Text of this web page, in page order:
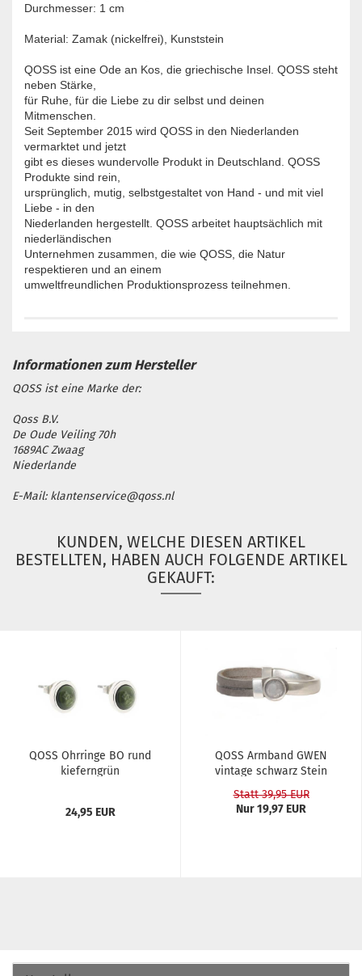
​Durchmesser: 1 cm
Material: Zamak (nickelfrei), Kunststein
QOSS ist eine Ode an Kos, die griechische Insel. QOSS steht
neben Stärke,
für Ruhe, für die Liebe zu dir selbst und deinen
Mitmenschen.
Seit September 2015 wird QOSS in den Niederlanden
vermarktet und jetzt
gibt es dieses wundervolle Produkt in Deutschland. QOSS
Produkte sind rein,
ursprünglich, mutig, selbstgestaltet von Hand - und mit viel
Liebe - in den
Niederlanden hergestellt. QOSS arbeitet hauptsächlich mit
niederländischen
Unternehmen zusammen, die wie QOSS, die Natur
respektieren und an einem
umweltfreundlichen Produktionsprozess teilnehmen.
QOSS ist eine Marke der:
Qoss B.V.
De Oude Veiling 70h
1689AC Zwaag
Niederlande
E-Mail: klantenservice@qoss.nl
KUNDEN, WELCHE DIESEN ARTIKEL
BESTELLTEN, HABEN AUCH FOLGENDE ARTIKEL
GEKAUFT:
QOSS Ohr­rin­ge BO rund
kie­fern­grün
24,95 EUR
QOSS Arm­band GWEN
vin­ta­ge schwarz Stein
Statt 39,95 EUR
Nur 19,97 EUR